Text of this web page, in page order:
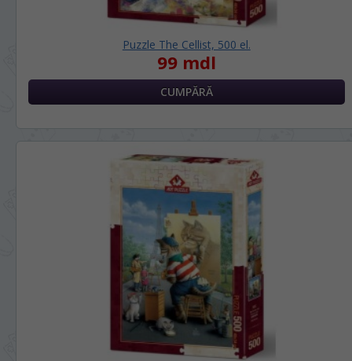
Puzzle The Cellist, 500 el.
99 mdl